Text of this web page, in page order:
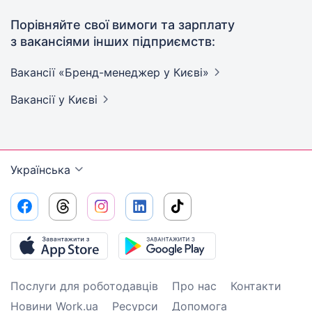
Порівняйте свої вимоги та зарплату
з вакансіями інших підприємств:
Вакансії «Бренд-менеджер у Києві»
Вакансії у Києві
Українська
Послуги для роботодавців Про нас
Контакти
Новини Work.ua
Ресурси Допомога